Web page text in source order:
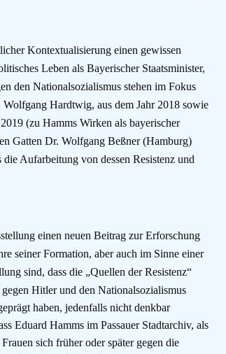
Kontextualisierung einen gewissen
Leben als Bayerischer Staatsminister,
den Nationalsozialismus stehen im Fokus
Hardtwig, aus dem Jahr 2018 sowie
(zu Hamms Wirken als bayerischer
Gatten Dr. Wolfgang Beßner (Hamburg)
Aufarbeitung von dessen Resistenz und
einen neuen Beitrag zur Erforschung
seiner Formation, aber auch im Sinne einer
sind, dass die „Quellen der Resistenz“
Hitler und den Nationalsozialismus
haben, jedenfalls nicht denkbar
Eduard Hamms im Passauer Stadtarchiv, als
sich früher oder später gegen die